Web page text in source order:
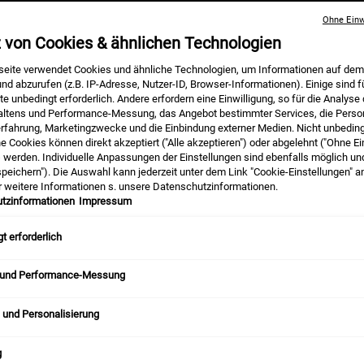
in der Hautpflegewelt, der für seine Anti-Aging-Wirkung gefeiert
In diesem Artikel zeigen wir Dir, wie Du von den Vorteilen des
an?
von Cookies & ähnlichen Technologien
verwendet Cookies und ähnliche Technologien, um Informationen auf
abzurufen (z.B. IP-Adresse, Nutzer-ID, Browser-Informationen). Einige sind
unbedingt erforderlich. Andere erfordern eine Einwilligung, so für die Analyse
und Performance-Messung, das Angebot bestimmter Services, die
Marketingzwecke und die Einbindung externer Medien. Nicht
Cookies können direkt akzeptiert ("Alle akzeptieren") oder abgelehnt ("Ohne
Individuelle Anpassungen der Einstellungen sind ebenfalls möglich
Die Auswahl kann jederzeit unter dem Link "Cookie-Einstellungen"
weitere Informationen s. unsere Datenschutzinformationen.
Impressum
erforderlich
Performance-Messung
Personalisierung
Ohne